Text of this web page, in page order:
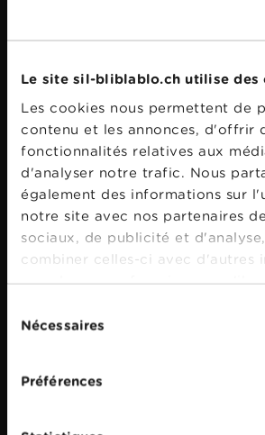
Le site sil-bliblablo.ch utilise des
Les cookies nous permettent de
contenu et les annonces, d'offrir
fonctionnalités relatives aux
d'analyser notre trafic. Nous
également des informations sur
notre site avec nos partenaires
sociaux, de publicité et
combiner celles-ci avec d'autres
vous leur avez fournies ou qu'ils
duNécessaires
Préférences
Bande annonce